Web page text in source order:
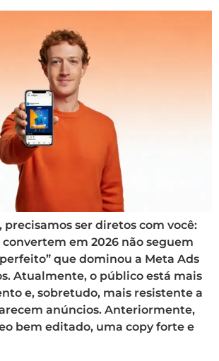
ser diretos com você:
em 2026 não seguem
que dominou a Meta Ads
Atualmente, o público está mais
e, sobretudo, mais resistente a
anúncios. Anteriormente,
bem editado, uma copy forte e